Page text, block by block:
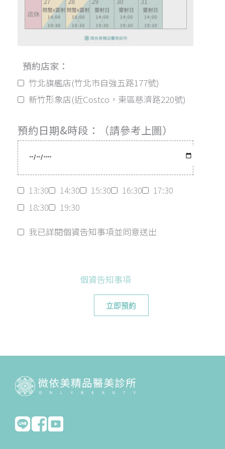
預約店家：
竹北旗艦店(竹北市自強五路177號)
新竹形象店(近Costco，東區慈濟路220號)
預約日期&時段：（請參考上圖）
13:30 14:30 15:30 16:30
17:30
18:30
19:30
我已詳閱個資告知事項並同意送出
個資告知事項